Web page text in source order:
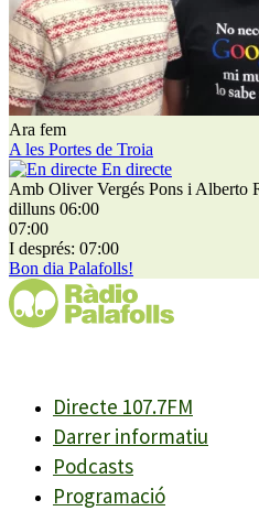
Ara fem
A les Portes de Troia
En directe
Amb Oliver Vergés Pons i Alberto
dilluns 06:00
07:00
I després: 07:00
Bon dia Palafolls!
Directe 107.7FM
Darrer informatiu
Podcasts
Programació